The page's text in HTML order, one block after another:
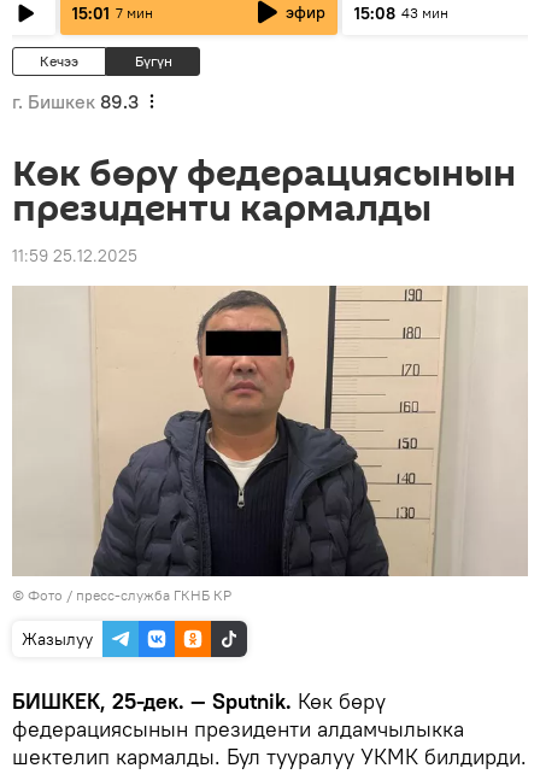
15:01 7 мин эфир
15:08 43 мин
Кечээ Бүгүн
г. Бишкек 89.3
Көк бөрү федерациясынын
президенти кармалды
11:59 25.12.2025
© Фото / пресс-служба ГКНБ КР
Жазылуу
БИШКЕК, 25-дек. — Sputnik. Көк бөрү
федерациясынын президенти алдамчылыкка
шектелип кармалды. Бул тууралуу УКМК билдирди.